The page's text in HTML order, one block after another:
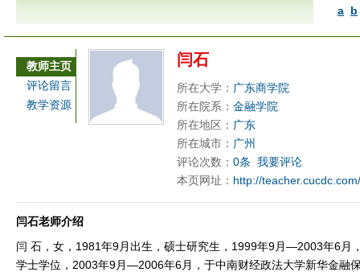
a b
教师主页
评论留言
教学资源
闫石
所在大学： 广东商学院
所在院系： 金融学院
所在地区： 广东
所在城市： 广州
评论次数： 0条 我要评论
本页网址： http://
闫石老师介绍
闫 石，女，1981年9月出生，硕士研究生，1999年9月—2003年6月
学士学位，2003年9月—2006年6月，于中南财经政法大学新华金融